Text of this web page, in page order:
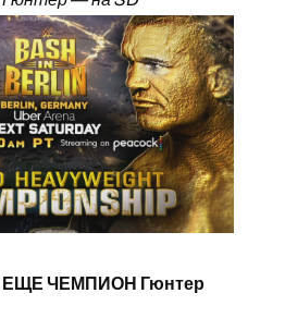
ЕЩЕ ЧЕМПИОН Гюнтер